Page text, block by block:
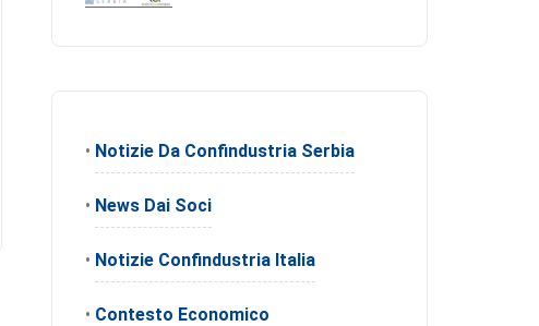
• Notizie Da Confindustria Serbia
• News Dai Soci
• Notizie Confindustria Italia
• Contesto Economico